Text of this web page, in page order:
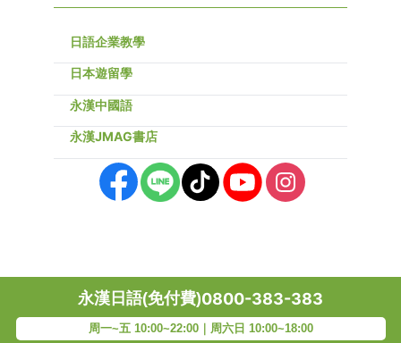
日語企業教學
日本遊留學
永漢中國語
永漢JMAG書店
永漢日語(免付費)0800-383-383
周一~五 10:00~22:00｜周六日 10:00~18:00